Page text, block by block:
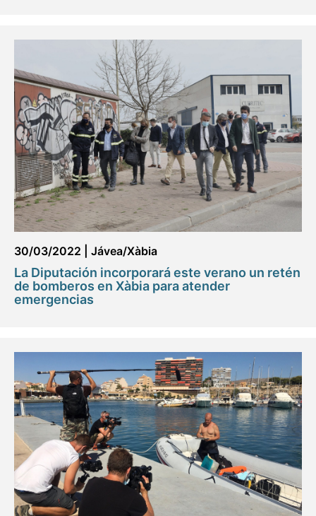
30/03/2022 Jávea/Xàbia
La Diputación incorporará este verano un retén
de bomberos en Xàbia para atender
emergencias